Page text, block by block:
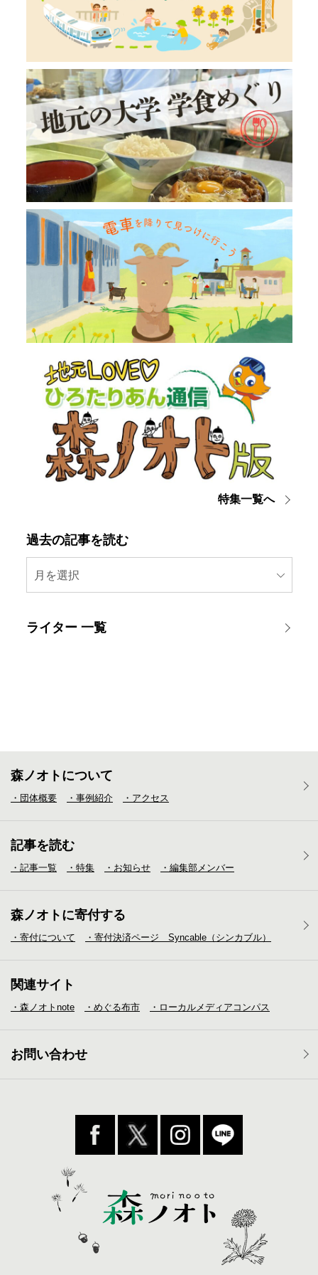
特集一覧へ
過去の記事を読む
月を選択
ライター 一覧
森ノオトについて
・団体概要 ・事例紹介 ・アクセス
記事を読む
・記事一覧 ・特集 ・お知らせ ・編集部メンバー
森ノオトに寄付する
・寄付について ・寄付決済ページ Syncable（シンカブル）
関連サイト
・森ノオトnote ・めぐる布市 ・ローカルメディア コンパス
お問い合わせ